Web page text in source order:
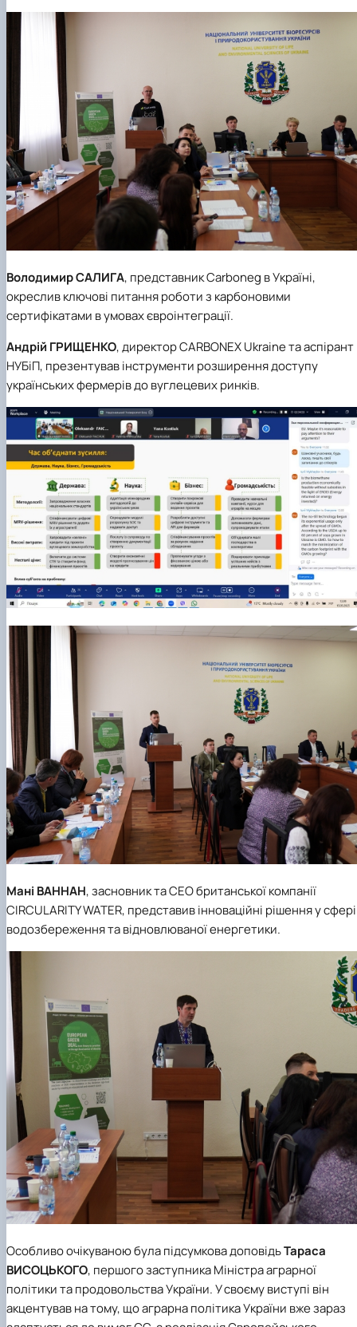
ВолодимирСАЛИГА, представник Carboneg в Україні,
окреслив ключові питання роботи з карбоновими
сертифікатами в умовах євроінтеграції.
Андрій ГРИЩЕНКО, директор CARBONEX Ukraine та аспірант
НУБіП, презентував інструменти розширення доступу
українських фермерів до вуглецевих ринків.
Мані ВАННАН, засновник та CEO британської компанії
CIRCULARITY WATER, представив інноваційні рішення у сфері
водозбереження та відновлюваної енергетики.
Особливо очікуваною була підсумкова доповідьТараса
ВИСОЦЬКОГО, першого заступника Міністра аграрної
політики та продовольства України. У своєму виступі він
акцентував на тому, що аграрна політика України вже зараз